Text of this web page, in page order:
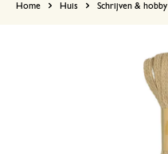
Home Huis Schrijven & hobby